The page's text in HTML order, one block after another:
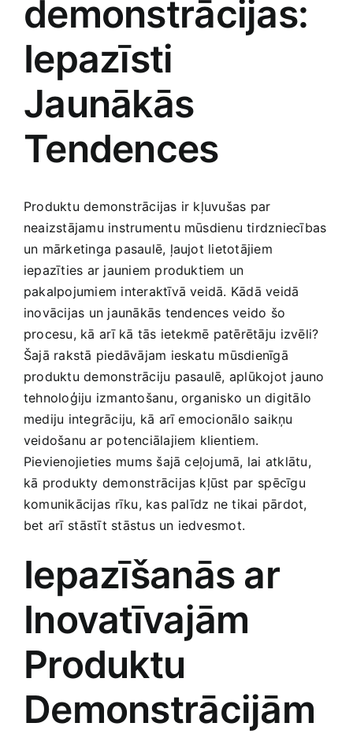
Jaunākie pārdevēji
Gudrā māja
Mājai un remontam
Mājražotājiem
Mājsaimniecības preces
Mēbeles un interjers
Medicīnas preces
Mobilie telefoni, planšetdatori
Pakalpojumi
Pārtikas preces
Preces birojam
Preces pieaugušajiem
Rotaļlietas, bērnu preces
Smaržas, kosmētika
demonstrācijas:
Iepazīsti
Jaunākās
Tendences
Produktu demonstrācijas ir kļuvušas par⁣
neaizstājamu instrumentu mūsdienu tirdzniecības
un mārketinga pasaulē, ļaujot lietotājiem
iepazīties ar jauniem produktiem ⁣un
pakalpojumiem interaktīvā veidā. Kādā veidā
inovācijas un jaunākās⁢ tendences veido šo
procesu,‍ kā⁢ arī kā tās ietekmē patērētāju⁢ izvēli?
Šajā rakstā piedāvājam ieskatu mūsdienīgā
produktu demonstrāciju ⁢pasaulē, aplūkojot jauno
tehnoloģiju izmantošanu, organisko un digitālo
mediju integrāciju, kā arī emocionālo saikņu
veidošanu ar potenciālajiem klientiem.​
Pievienojieties ⁣mums šajā ceļojumā, lai atklātu,
kā produkty demonstrācijas kļūst par ⁢spēcīgu
‌komunikācijas ⁣rīku,‍ kas palīdz ne tikai pārdot,
bet arī ⁢stāstīt‌ stāstus un‌ iedvesmot.
Iepazīšanās ar
Inovatīvajām
Produktu
Demonstrācijām